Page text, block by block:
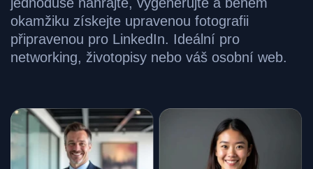
okamžiku získejte upravenou fotografii
připravenou pro LinkedIn. Ideální pro
networking, životopisy nebo váš osobní web.